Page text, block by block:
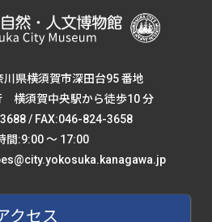
県横須賀市深田台95 番地
横須賀中央駅から徒歩10 分
/ FAX:046-824-3658
間:9:00 ～ 17:00
クセス